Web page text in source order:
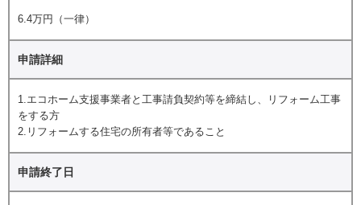
6.4万円（一律）
申請詳細
1.エコホーム支援事業者と工事請負契約等を締結し、リフォーム工事
をする方
2.リフォームする住宅の所有者等であること
申請終了日